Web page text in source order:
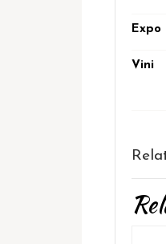
Expo
Vini